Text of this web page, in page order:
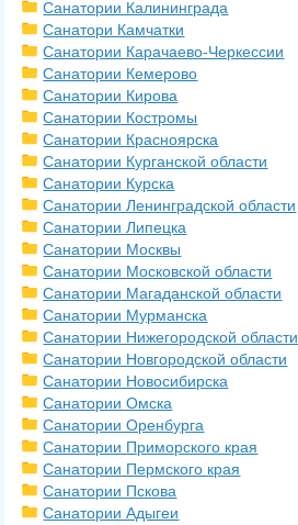
Санатории Калининграда
Санатори Камчатки
Санатории Карачаево-Черкессии
Санатории Кемерово
Санатории Кирова
Санатории Костромы
Санатории Красноярска
Санатории Курганской области
Санатории Курска
Санатории Ленинградской области
Санатории Липецка
Санатории Москвы
Санатории Московской области
Санатории Магаданской области
Санатории Мурманска
Санатории Нижегородской области
Санатории Новгородской области
Санатории Новосибирска
Санатории Омска
Санатории Оренбурга
Санатории Приморского края
Санатории Пермского края
Санатории Пскова
Санатории Адыгеи